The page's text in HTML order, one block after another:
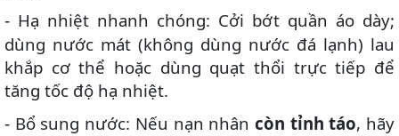
- Hạ nhiệt nhanh chóng: Cởi bớt quần áo dày;
dùng nước mát (không dùng nước đá lạnh) lau
khắp cơ thể hoặc dùng quạt thổi trực tiếp để
tăng tốc độ hạ nhiệt.
- Bổ sung nước: Nếu nạn nhân còn tỉnh táo, hãy